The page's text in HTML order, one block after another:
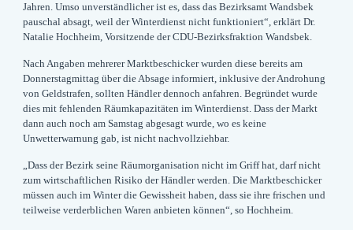
Jahren. Umso unverständlicher ist es, dass das Bezirksamt Wandsbek
pauschal absagt, weil der Winterdienst nicht funktioniert“, erklärt Dr.
Natalie Hochheim, Vorsitzende der CDU-Bezirksfraktion Wandsbek.
Nach Angaben mehrerer Marktbeschicker wurden diese bereits am
Donnerstagmittag über die Absage informiert, inklusive der Androhung
von Geldstrafen, sollten Händler dennoch anfahren. Begründet wurde
dies mit fehlenden Räumkapazitäten im Winterdienst. Dass der Markt
dann auch noch am Samstag abgesagt wurde, wo es keine
Unwetterwarnung gab, ist nicht nachvollziehbar.
„Dass der Bezirk seine Räumorganisation nicht im Griff hat, darf nicht
zum wirtschaftlichen Risiko der Händler werden. Die Marktbeschicker
müssen auch im Winter die Gewissheit haben, dass sie ihre frischen und
teilweise verderblichen Waren anbieten können“, so Hochheim.